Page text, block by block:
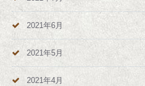
2021年6月
2021年5月
2021年4月